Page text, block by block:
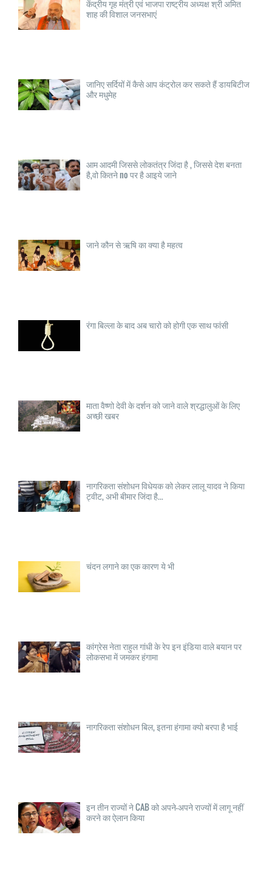
केंद्रीय गृह मंत्री एवं भाजपा राष्ट्रीय अध्यक्ष श्री अमित
शाह की विशाल जनसभाएं
जानिए सर्दियों में कैसे आप कंट्रोल कर सकते हैं डायबिटीज
और मधुमेह
आम आदमी जिससे लोकतंत्र जिंदा है , जिससे देश बनता
है,वो कितने no पर है आइये जाने
जाने कौन से ऋषि का क्या है महत्व
रंगा बिल्ला के बाद अब चारो को होगी एक साथ फांसी
माता वैष्णो देवी के दर्शन को जाने वाले श्रद्धालुओं के लिए
अच्छी खबर
नागरिकता संशोधन विधेयक को लेकर लालू यादव ने किया
ट्वीट, अभी बीमार जिंदा है...
चंदन लगाने का एक कारण ये भी
कांग्रेस नेता राहुल गांधी के रेप इन इंडिया वाले बयान पर
लोकसभा में जमकर हंगामा
नागरिकता संशोधन बिल, इतना हंगामा क्यो बरपा है भाई
इन तीन राज्यों ने CAB को अपने-अपने राज्यों में लागू नहीं
करने का ऐलान किया